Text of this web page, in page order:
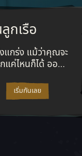
กเรือ
แกร่ง แม้ว่าคุณจะ
แค่ไหนก็ได้ ออ...
จำนวนคือความแข็งแกร่ง
เริ่มกันเลย